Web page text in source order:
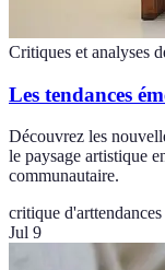
Critiques et analyses
Les tendances
Découvrez les
le paysage artistique
communautaire.
critique d'art
Jul 9